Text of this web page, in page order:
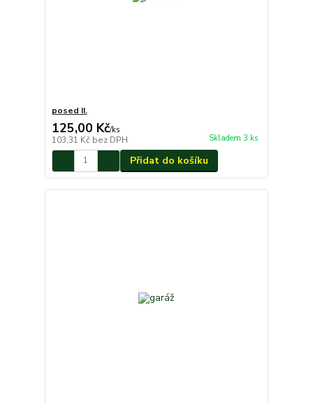
posed II.
125,00 Kč/ks
103,31 Kč bez DPH Skladem 3 ks
Přidat do košíku